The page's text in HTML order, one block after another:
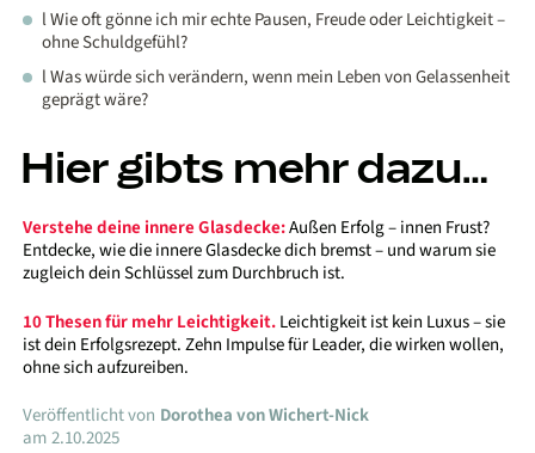
l Wie oft gönne ich mir echte Pausen, Freude oder Leichtigkeit –
ohne Schuldgefühl?
l Was würde sich verändern, wenn mein Leben von Gelassenheit
geprägt wäre?
Hier gibts mehr dazu…
Verstehe deine innere Glasdecke:Außen Erfolg – innen Frust?
Entdecke, wie die innere Glasdecke dich bremst – und warum sie
zugleich dein Schlüssel zum Durchbruch ist.
10 Thesen für mehr Leichtigkeit.Leichtigkeit ist kein Luxus – sie
ist dein Erfolgsrezept. Zehn Impulse für Leader, die wirken wollen,
ohne sich aufzureiben.
Veröffentlicht von Dorothea von Wichert-Nick
am2.10.2025